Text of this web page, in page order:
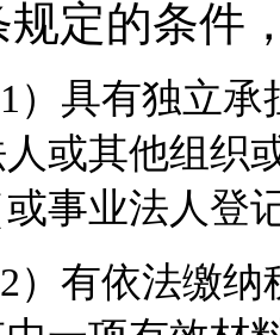
规定的条件
1）具有独立
或其他组织
事业法人登
2）有依法缴